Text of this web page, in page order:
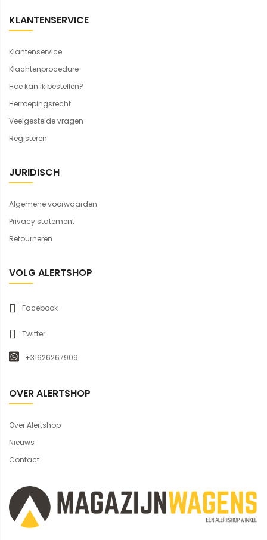
KLANTENSERVICE
Klantenservice
Klachtenprocedure
Hoe kan ik bestellen?
Herroepingsrecht
Veelgestelde vragen
Registeren
JURIDISCH
Algemene voorwaarden
Privacy statement
Retourneren
VOLG ALERTSHOP
Facebook
Twitter
+31626267909
OVER ALERTSHOP
Over Alertshop
Nieuws
Contact